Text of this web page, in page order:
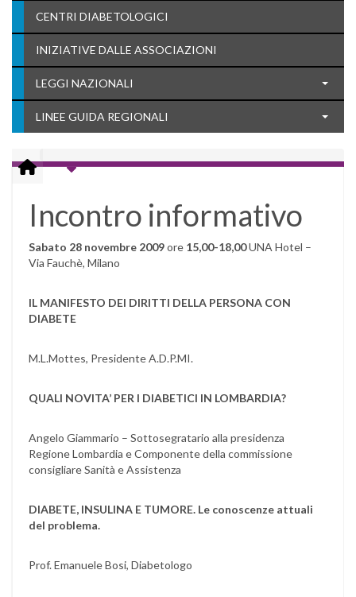
CENTRI DIABETOLOGICI
INIZIATIVE DALLE ASSOCIAZIONI
LEGGI NAZIONALI
LINEE GUIDA REGIONALI
Incontro informativo
Sabato 28 novembre 2009ore 15,00-18,00UNA Hotel –
Via Fauchè, Milano
IL MANIFESTO DEI DIRITTI DELLA PERSONA CON
DIABETE
M.L.Mottes, Presidente A.D.P.MI.
QUALI NOVITA’ PER I DIABETICI IN LOMBARDIA?
Angelo Giammario – Sottosegratario alla presidenza
Regione Lombardia e Componente della commissione
consigliare Sanità e Assistenza
DIABETE, INSULINA E TUMORE. Le conoscenze attuali
del problema.
Prof. Emanuele Bosi, Diabetologo